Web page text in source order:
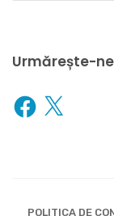
Urmărește-ne
Facebook
X
POLITICA DE